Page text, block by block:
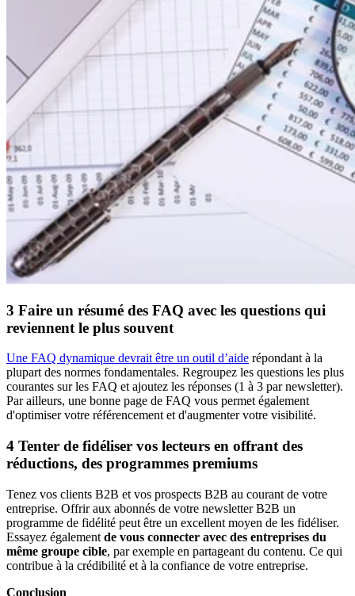
3 Faire un résumé des FAQ avec les questions qui
reviennent le plus souvent
Une FAQ dynamique devrait être un outil d’aide répondant à la
plupart des normes fondamentales. Regroupez les questions les plus
courantes sur les FAQ et ajoutez les réponses (1 à 3 par newsletter).
Par ailleurs, une bonne page de FAQ vous permet également
d'optimiser votre référencement et d'augmenter votre visibilité.
4 Tenter de fidéliser vos lecteurs en offrant des
réductions, des programmes premiums
Tenez vos clients B2B et vos prospects B2B au courant de votre
entreprise. Offrir aux abonnés de votre newsletter B2B un
programme de fidélité peut être un excellent moyen de les fidéliser.
Essayez également de vous connecter avec des entreprises du
même groupe cible, par exemple en partageant du contenu. Ce qui
contribue à la crédibilité et à la confiance de votre entreprise.
Conclusion